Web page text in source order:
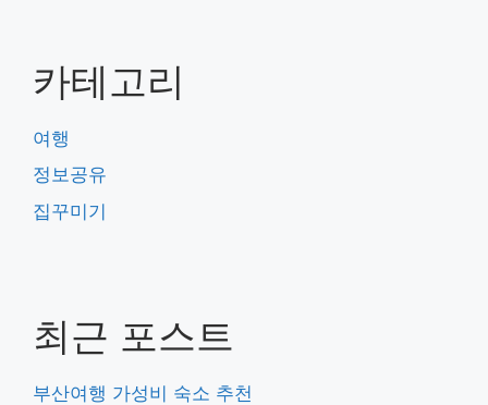
카테고리
여행
정보공유
집꾸미기
최근 포스트
부산여행 가성비 숙소 추천